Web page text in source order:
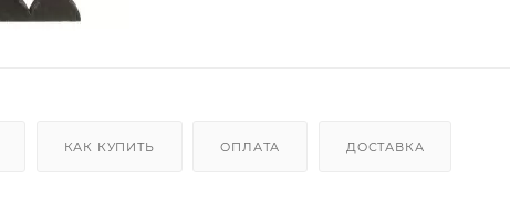
КАК КУПИТЬ ОПЛАТА ДОСТАВКА